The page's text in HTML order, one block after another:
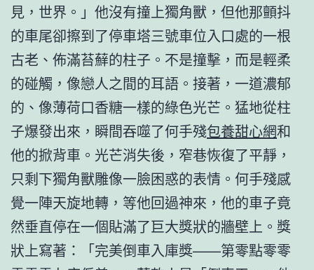
見，世界。」他沒有撞上獨角獸，但他那顫抖
的車尾卻擦到了停車塔三號車位入口處的一根
古老、佈滿苔蘚的柱子。不是撞擊，而是輕柔
的碰觸，像戀人之間的耳語。接著，一道濃郁
的、像薄荷口香糖一樣的綠色光芒。猛地從柱
子爆發出來，瞬間吞噬了何手殘包養甜心網和
他的掀背車。光芒消失後，窄巷恢復了平靜，
只剩下獨角獸雕像一臉困惑的表情。何手殘感
覺一陣天旋地轉，等他回過神來，他的車子竟
然垂直停在一個貼滿了巨大獎狀的牆壁上。獎
狀上寫著：「完美倒車入庫獎——第零點零零